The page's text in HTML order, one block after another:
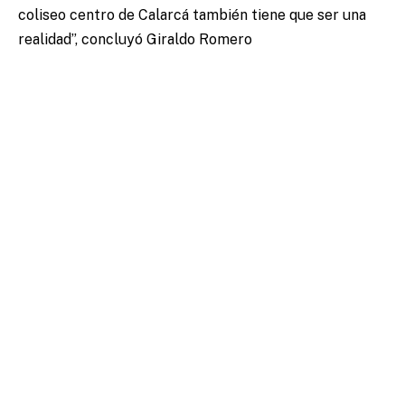
coliseo centro de Calarcá también tiene que ser una
realidad”, concluyó Giraldo Romero